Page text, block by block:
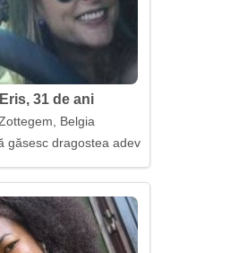
Eris, 31 de ani
Belgia
găsesc dragostea adevărată